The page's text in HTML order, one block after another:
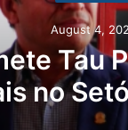
August 4,
Tau
no